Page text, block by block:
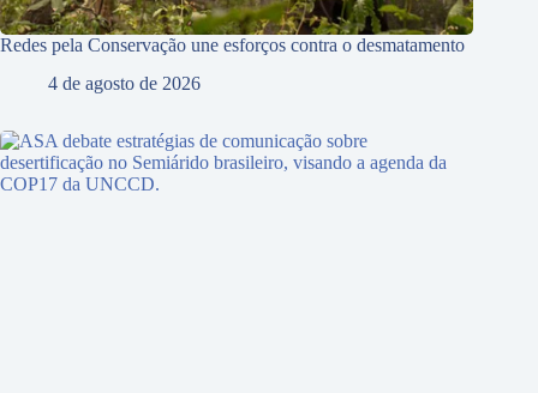
Redes pela Conservação une esforços contra o desmatamento
4 de agosto de 2026